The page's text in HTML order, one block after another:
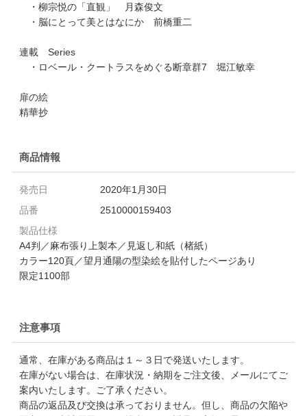
・柳宗悦の「直観」 月森俊文
・脳にとって美とはなにか 前橋重二
連載 Series
・ロベール・クートラスをめぐる断章群7 堀江敏幸
扉の絵
精華抄
商品情報
発売日
2020年1月30日
品番
2510000159403
製品仕様
A4判／麻布張り上製本／見返し和紙（楮紙）
カラー120頁／望月通陽の型染絵を貼付したページあり
限定1100部
注意事項
通常、在庫がある商品は１～３日で発送いたします。
在庫がない場合は、在庫状況・納期をご注文後、メールにてご
案内いたします。ご了承ください。
商品の返品及び交換は承っておりません。但し、商品の欠陥や